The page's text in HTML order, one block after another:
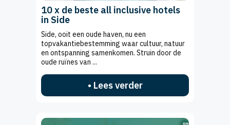
10 x de beste all inclusive hotels
in Side
Side, ooit een oude haven, nu een
topvakantiebestemming waar cultuur, natuur
en ontspanning samenkomen. Struin door de
oude ruïnes van ...
• Lees verder